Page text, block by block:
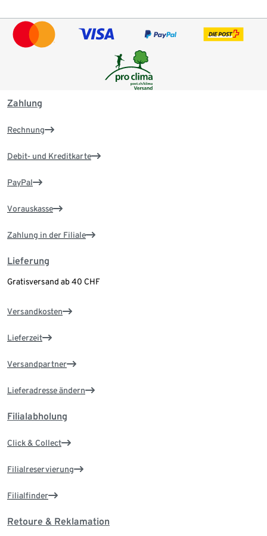
Zahlung
Rechnung
Debit- und Kreditkarte
PayPal
Vorauskasse
Zahlung in der Filiale
Lieferung
Gratisversand ab 40 CHF
Versandkosten
Lieferzeit
Versandpartner
Lieferadresse ändern
Filialabholung
Click & Collect
Filialreservierung
Filialfinder
Retoure & Reklamation